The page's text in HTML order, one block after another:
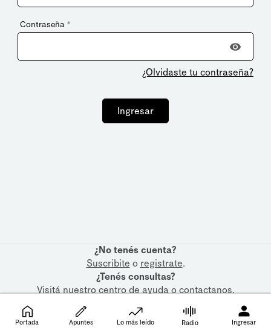
Contraseña *
¿Olvidaste tu contraseña?
Ingresar
¿No tenés cuenta?
Suscribite o registrate.
¿Tenés consultas?
Visitá nuestrocentro de ayudaocontactanos.
Portada Apuntes Lo más leído Radio Ingresar